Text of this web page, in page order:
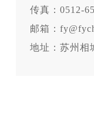
传真：0512-
邮箱：
地址：苏州相